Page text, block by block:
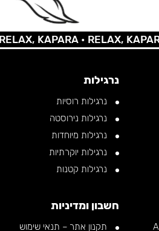
KAPARA •RELAX, KAPARA •
נרגילות
נרגילות רוסיות
נרגילות נירוסטה
נרגילות מיוחדות
נרגילות יוקרתיות
נרגילות קטנות
חשבון ומדיניות
תקנון אתר – תנאי שימוש